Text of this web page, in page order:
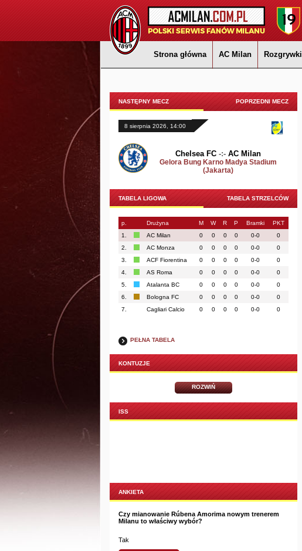
Strona główna AC Milan Rozgrywki
NASTĘPNY MECZ POPRZEDNI MECZ
8 sierpnia 2026, 14:00
Chelsea FC -:- AC Milan
Gelora Bung Karno Madya Stadium
(Jakarta)
TABELA LIGOWA TABELA STRZELCÓW
p. Drużyna M W R P Bramki
PKT
1.
AC Milan 0 0 0 0 0-0
0
2.
AC Monza 0 0 0 0 0-0
0
3.
ACF Fiorentina 0 0 0 0 0-0
0
4.
AS Roma 0 0 0 0 0-0
0
5.
Atalanta BC 0 0 0 0 0-0
0
6.
Bologna FC 0 0 0 0 0-0
0
7.
Cagliari Calcio 0 0 0 0 0-0 0
PEŁNA TABELA
KONTUZJE
ROZWIŃ
ISS
ANKIETA
Czy mianowanie Rúbena Amorima nowym trenerem
Milanu to właściwy wybór?
Tak